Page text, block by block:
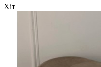
Хіт